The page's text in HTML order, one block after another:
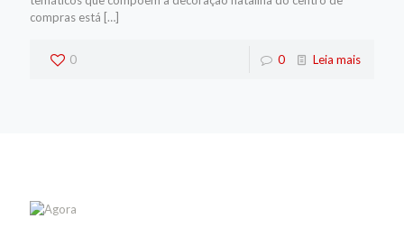
compras está […]
0 0 Leia mais